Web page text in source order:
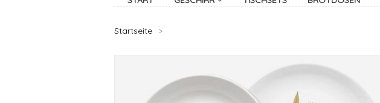
Startseite >